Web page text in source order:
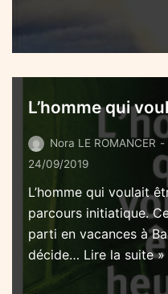
L’homme qui
Nora LE ROMANCER
24/09/2019
L’homme qui voulait
parcours initiatique.
parti en vacances à
décide… Lire la suite »